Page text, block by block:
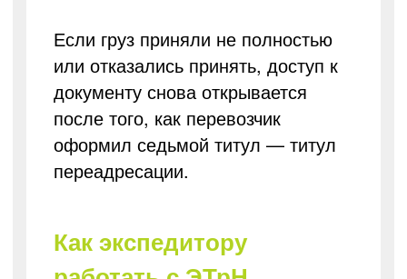
Если груз приняли не полностью
или отказались принять, доступ к
документу снова открывается
после того, как перевозчик
оформил седьмой титул — титул
переадресации.
Как экспедитору